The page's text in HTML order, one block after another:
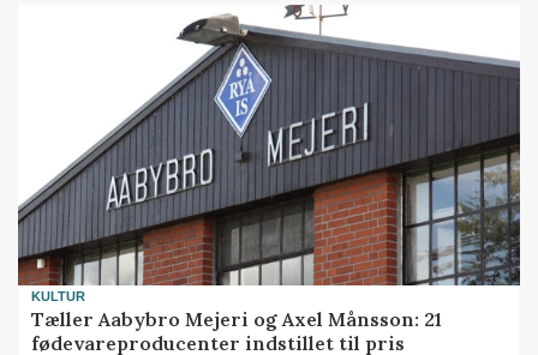
KULTUR
Tæller Aabybro Mejeri og Axel Månsson: 21
fødevareproducenter indstillet til pris